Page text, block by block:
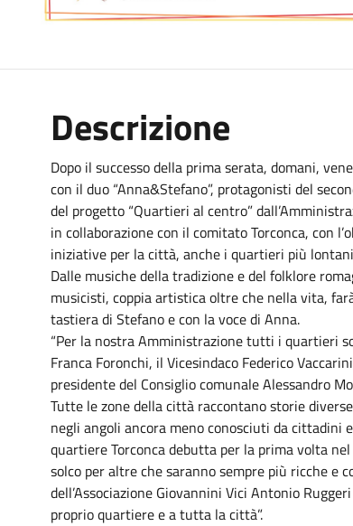
Descrizione
Dopo il successo della prima serata, domani,
con il duo “Anna&Stefano”, protagonisti del
del progetto “Quartieri al centro”
in collaborazione con il comitato Torconca, con
iniziative per la città, anche i quartieri più
Dalle musiche della tradizione e del folklore
musicisti, coppia artistica oltre che nella vita,
tastiera di Stefano e con la voce di Anna.
“Per la nostra Amministrazione tutti i quartieri
Franca Foronchi, il Vicesindaco Federico
presidente del Consiglio comunale Alessandro
Tutte le zone della città raccontano storie
negli angoli ancora meno conosciuti da cittadini
quartiere Torconca debutta per la prima volta
solco per altre che saranno sempre più ricche e
dell’Associazione Giovannini Vici Antonio
proprio quartiere e a tutta la città”.